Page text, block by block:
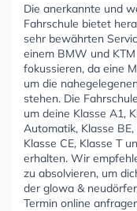
Die anerkannte und
Fahrschule bietet
sehr bewährten
einem BMW und
fokussieren, da eine
um die
stehen. Die
um deine Klasse A1,
Automatik, Klasse
Klasse CE, Klasse T
erhalten. Wir
zu absolvieren, um
der glowa &
Termin online